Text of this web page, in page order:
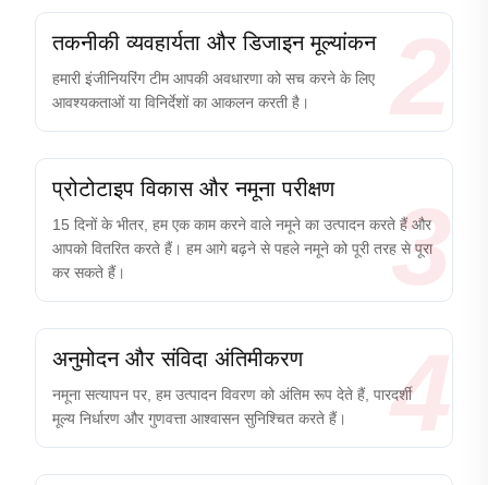
तकनीकी व्यवहार्यता और डिजाइन मूल्यांकन
हमारी इंजीनियरिंग टीम आपकी अवधारणा को सच करने के लिए
आवश्यकताओं या विनिर्देशों का आकलन करती है।
प्रोटोटाइप विकास और नमूना परीक्षण
15 दिनों के भीतर, हम एक काम करने वाले नमूने का उत्पादन करते हैं और
आपको वितरित करते हैं। हम आगे बढ़ने से पहले नमूने को पूरी तरह से पूरा
कर सकते हैं।
3
अनुमोदन और संविदा अंतिमीकरण
नमूना सत्यापन पर, हम उत्पादन विवरण को अंतिम रूप देते हैं, पारदर्शी
मूल्य निर्धारण और गुणवत्ता आश्वासन सुनिश्चित करते हैं।
4